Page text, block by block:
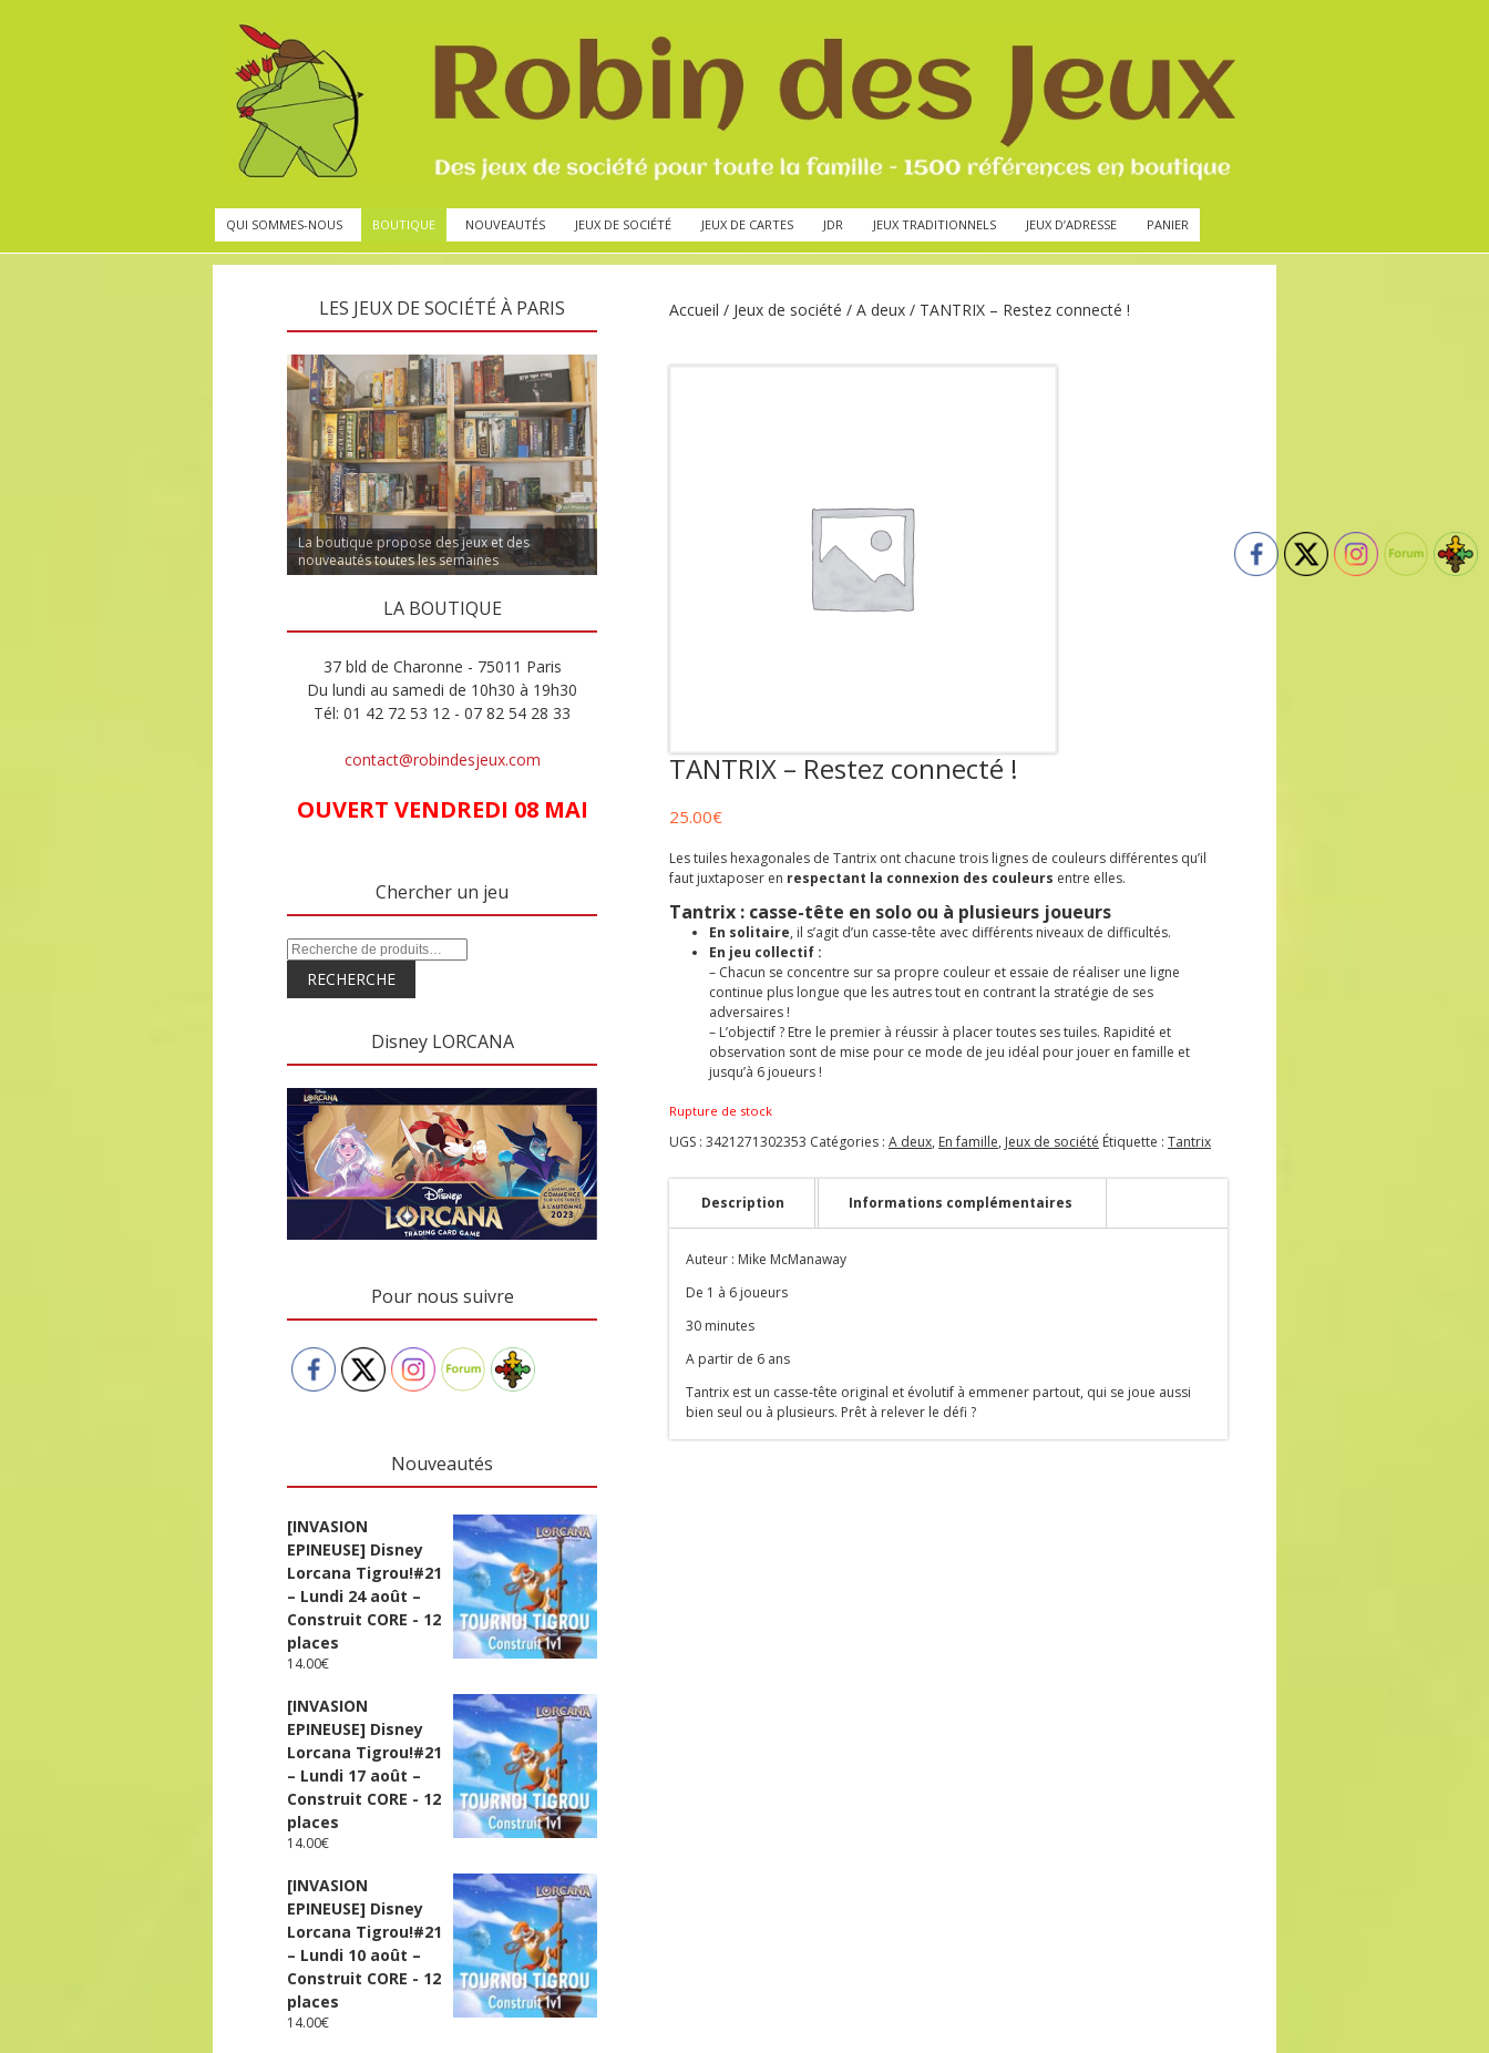
QUI SOMMES-NOUS BOUTIQUE NOUVEAUTÉS JEUX DE SOCIÉTÉ JEUX DE CARTES JDR JEUX TRADITIONNELS JEUX D’ADRESSE PANIER
Accueil / Jeux de société / A deux / TANTRIX – Restez connecté !
TANTRIX – Restez connecté !
25.00€
Les tuiles hexagonales de Tantrix ont chacune trois lignes de couleurs différentes qu’il
faut juxtaposer en respectant la connexion des couleurs entre elles.
Tantrix : casse-tête en solo ou à plusieurs joueurs
En solitaire, il s’agit d’un casse-tête avec différents niveaux de difficultés.
En jeu collectif :
– Chacun se concentre sur sa propre couleur et essaie de réaliser une ligne
continue plus longue que les autres tout en contrant la stratégie de ses
adversaires !
– L’objectif ? Etre le premier à réussir à placer toutes ses tuiles. Rapidité et
observation sont de mise pour ce mode de jeu idéal pour jouer en famille et
jusqu’à 6 joueurs !
Rupture de stock
UGS : 3421271302353 Catégories : A deux, En famille, Jeux de société Étiquette : Tantrix
Description Informations complémentaires
Auteur : Mike McManaway
De 1 à 6 joueurs
30 minutes
A partir de 6 ans
Tantrix est un casse-tête original et évolutif à emmener partout, qui se joue aussi
bien seul ou à plusieurs. Prêt à relever le défi ?
LES JEUX DE SOCIÉTÉ À PARIS
La boutique propose des jeux et des
nouveautés toutes les semaines
LA BOUTIQUE
37 bld de Charonne - 75011 Paris
Du lundi au samedi de 10h30 à 19h30
Tél: 01 42 72 53 12 - 07 82 54 28 33
contact@robindesjeux.com
OUVERT VENDREDI 08 MAI
Chercher un jeu
RECHERCHE
Disney LORCANA
Pour nous suivre
Nouveautés
[INVASION
EPINEUSE] Disney
Lorcana Tigrou!#21
– Lundi 24 août –
Construit CORE - 12
places
14.00€
[INVASION
EPINEUSE] Disney
Lorcana Tigrou!#21
– Lundi 17 août –
Construit CORE - 12
places
14.00€
[INVASION
EPINEUSE] Disney
Lorcana Tigrou!#21
– Lundi 10 août –
Construit CORE - 12
places
14.00€